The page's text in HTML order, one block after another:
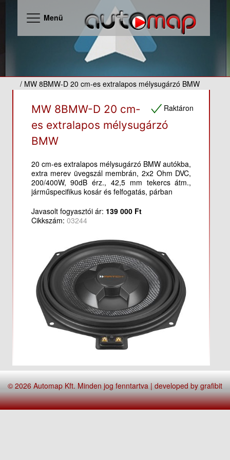
Menü
/ MW 8BMW-D 20 cm-es extralapos mélysugárzó BMW
Raktáron
MW 8BMW-D 20 cm-
es extralapos mélysugárzó
BMW
20 cm-es extralapos mélysugárzó BMW autókba,
extra merev üvegszál membrán, 2x2 Ohm DVC,
200/400W, 90dB érz., 42,5 mm tekercs átm.,
járműspecifikus kosár és felfogatás, párban
Javasolt fogyasztói ár: 139 000 Ft
Cikkszám: 03244
© 2026 Automap Kft. Minden jog fenntartva | developed bygrafibit